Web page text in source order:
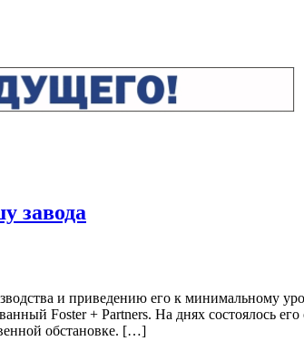
завода
и приведению его к минимальному
Foster + Partners. На днях состоялось
обстановке. […]